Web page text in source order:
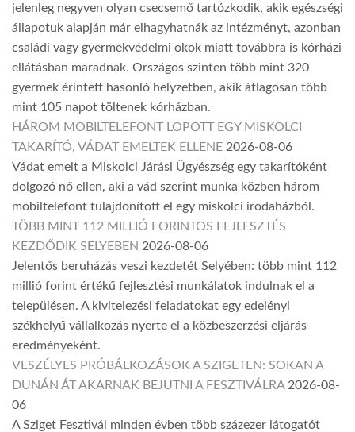
jelenleg negyven olyan csecsemő tartózkodik, akik egészségi
állapotuk alapján már elhagyhatnák az intézményt, azonban
családi vagy gyermekvédelmi okok miatt továbbra is kórházi
ellátásban maradnak. Országos szinten több mint 320
gyermek érintett hasonló helyzetben, akik átlagosan több
mint 105 napot töltenek kórházban.
HÁROM MOBILTELEFONT LOPOTT EGY MISKOLCI
TAKARÍTÓ, VÁDAT EMELTEK ELLENE 2026-08-06
Vádat emelt a Miskolci Járási Ügyészség egy takarítóként
dolgozó nő ellen, aki a vád szerint munka közben három
mobiltelefont tulajdonított el egy miskolci irodaházból.
TÖBB MINT 112 MILLIÓ FORINTOS FEJLESZTÉS
KEZDŐDIK SELYEBEN 2026-08-06
Jelentős beruházás veszi kezdetét Selyében: több mint 112
millió forint értékű fejlesztési munkálatok indulnak el a
településen. A kivitelezési feladatokat egy edelényi
székhelyű vállalkozás nyerte el a közbeszerzési eljárás
eredményeként.
VESZÉLYES PRÓBÁLKOZÁSOK A SZIGETEN: SOKAN A
DUNÁN ÁT AKARNAK BEJUTNI A FESZTIVÁLRA 2026-08-
06
A Sziget Fesztivál minden évben több százezer látogatót